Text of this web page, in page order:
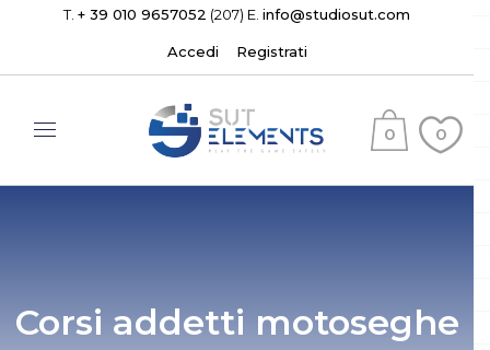
T. + 39 010 9657052 (207) E. info@studiosut.com
Accedi Registrati
0 0
Corsi addetti motoseghe